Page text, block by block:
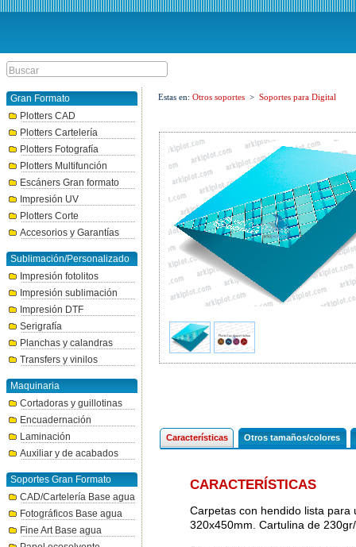
Gran Formato
Plotters CAD
Plotters Cartelería
Plotters Fotografía
Plotters Multifunción
Escáners Gran formato
Impresión UV
Plotters Corte
Accesorios y Garantías
Sublimación/Personalizado
Impresión fotolitos
Impresión sublimación
Impresión DTF
Serigrafía
Planchas y calandras
Transfers y vinilos
Maquinaria
Cortadoras y guillotinas
Encuadernación
Laminación
Auxiliar y de acabados
Soportes Gran Formato
CAD/Cartelería Base agua
Fotográficos Base agua
Fine Art Base agua
Estas en: Otros soportes > Soportes para Digital
Características Otros tamaños/colores
CARACTERÍSTICAS
Carpetas con hendido lista para
320x450mm. Cartulina de